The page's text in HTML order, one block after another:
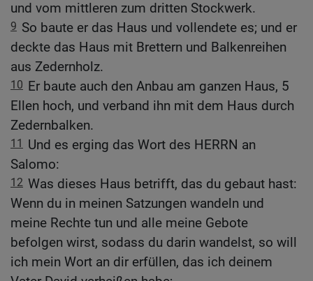
und vom mittleren zum dritten Stockwerk.
9 So baute er das Haus und vollendete es; und er
deckte das Haus mit Brettern und Balkenreihen
aus Zedernholz.
10 Er baute auch den Anbau am ganzen Haus, 5
Ellen hoch, und verband ihn mit dem Haus durch
Zedernbalken.
11
Und es erging das Wort des HERRN an
Salomo:
12 Was dieses Haus betrifft, das du gebaut hast:
Wenn du in meinen Satzungen wandeln und
meine Rechte tun und alle meine Gebote
befolgen wirst, sodass du darin wandelst, so will
ich mein Wort an dir erfüllen, das ich deinem